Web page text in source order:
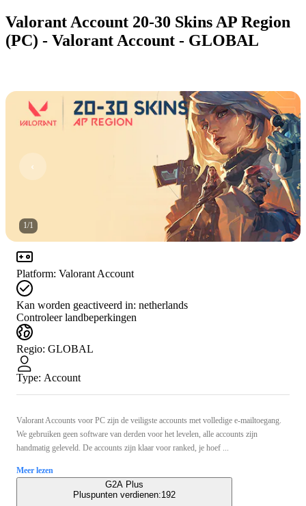
Valorant Account 20-30 Skins AP Region
(PC) - Valorant Account - GLOBAL
1/1
Platform: Valorant Account
Kan worden geactiveerd in: netherlands
Controleer landbeperkingen
Regio: GLOBAL
Type: Account
Valorant Accounts voor PC zijn de veiligste accounts met volledige e-mailtoegang.
We gebruiken geen software van derden voor het levelen, alle accounts zijn
handmatig geleveld. De accounts zijn klaar voor ranked, je hoef ...
Meer lezen
G2A Plus
Pluspunten verdienen:192